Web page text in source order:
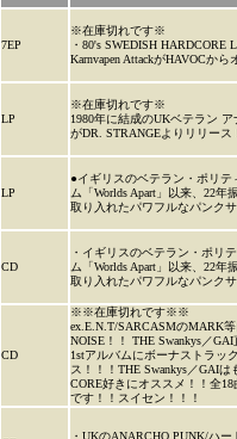
7EP
※在庫切れです※
・80's SWEDISH HARDCORE
Karnvapen AttackがHAVOCか
LP
※在庫切れです※
1980年に結成のUKベテラン
がDR. STRANGEよりリリース
LP
●イギリスのベテラン・ポリテ
ム「Worlds Apart」以来、22
取り入れたパワフルなパンク
CD
・イギリスのベテラン・ポリ
ム「Worlds Apart」以来、22
取り入れたパワフルなパンク
CD
※※在庫切れです※※
ex.E.N.T/SARCASMのMARK
NOISE！！ THE Swankys／
1stアルバムにボーナストラッ
ス！！！THE Swankys／GAI
CORE好きにオススメ！！全
です！！スイセン！！！
・UKのANARCHO PUNK/ハ